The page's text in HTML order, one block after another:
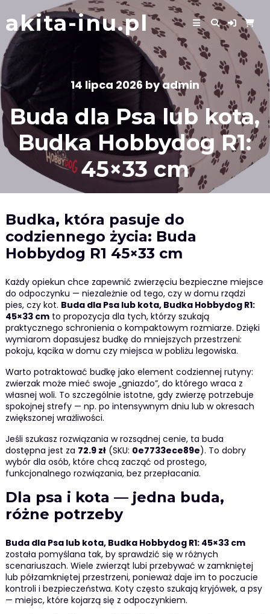
to
content
akita-inu.pl
14 lipca 2026 byadmin
Buda dla Psa lub kota,
Budka Hobbydog R1:
45×33 cm
Budka, która pasuje do
codziennego życia: Buda
Hobbydog R1 45×33 cm
Każdy opiekun chce zapewnić zwierzęciu bezpieczne miejsce
do odpoczynku — niezależnie od tego, czy w domu rządzi
pies, czy kot. Buda dla Psa lub kota, Budka Hobbydog R1:
45×33 cmto propozycja dla tych, którzy szukają
praktycznego schronienia o kompaktowym rozmiarze. Dzięki
wymiarom dopasujesz budkę do mniejszych przestrzeni:
pokoju, kącika w domu czy miejsca w pobliżu legowiska.
Warto potraktować budkę jako element codziennej rutyny:
zwierzak może mieć swoje „gniazdo”, do którego wraca z
własnej woli. To szczególnie istotne, gdy zwierzę potrzebuje
spokojnej strefy — np. po intensywnym dniu lub w okresach
zwiększonej wrażliwości.
Jeśli szukasz rozwiązania w rozsądnej cenie, ta buda
dostępna jest za 72.9 zł(SKU: 0e7733ece89e). To dobry
wybór dla osób, które chcą zacząć od prostego,
funkcjonalnego rozwiązania, bez przepłacania.
Dla psa i kota — jedna buda,
różne potrzeby
Buda dla Psa lub kota, Budka Hobbydog R1: 45×33 cm
została pomyślana tak, by sprawdzić się w różnych
scenariuszach. Wiele zwierząt lubi przebywać w zamkniętej
lub półzamkniętej przestrzeni, ponieważ daje im to poczucie
kontroli i bezpieczeństwa. Koty często szukają kryjówek, a psy
— miejsc, które kojarzą się z odpoczynkiem.